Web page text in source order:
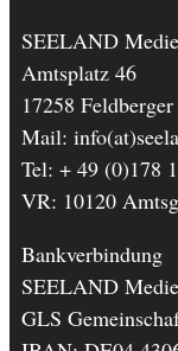
SEELAND
Amtsplatz 46
17258
Mail:
Tel: + 49 (0)178
VR: 10120
Bankverbindung
SEELAND
GLS